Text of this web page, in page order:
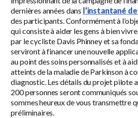
dernières années dans l’instantané
des participants. Conformément à
qui consiste à aider les gens à bien
par le cycliste Davis Phinney et sa
serviront à financer une nouvelle
au point des soins personnalisés et à
atteints de la maladie de Parkinson à
diagnostic. Les détails du projet pilote
200 personnes seront communiqués
sommes heureux de vous transmettre
préliminaires.